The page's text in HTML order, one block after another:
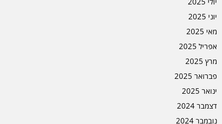
יוני 2025
מאי 2025
אפריל 2025
מרץ 2025
פברואר 2025
ינואר 2025
דצמבר 2024
נובמבר 2024